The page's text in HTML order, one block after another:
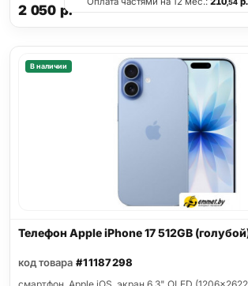
2 050 р.
,54
В наличии
Телефон Apple iPhone 17 512GB
код товара #11187298